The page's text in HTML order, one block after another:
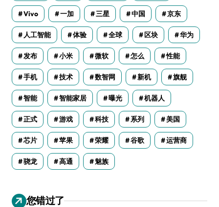
Vivo 一加 三星 中国 京东
人工智能 体验 全球 区块 华为
发布 小米 微软 怎么 性能
手机 技术 数智网 新机 旗舰
智能 智能家居 曝光 机器人
正式 游戏 科技 系列 美国
芯片 苹果 荣耀 谷歌 运营商
骁龙 高通 魅族
您错过了